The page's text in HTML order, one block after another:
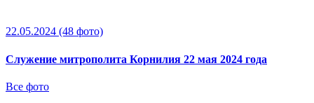
22.05.2024 (48 фото)
Служение митрополита Корнилия 22 мая 2024 года
Все фото